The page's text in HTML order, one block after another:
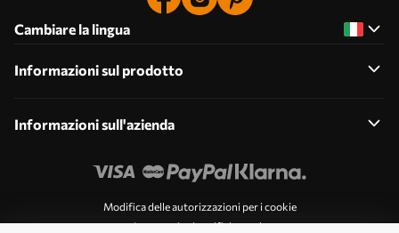
Cambiare la lingua
Informazioni sul prodotto
Informazioni sull'azienda
Modifica delle autorizzazioni per i cookie
Impostazioni notifiche push